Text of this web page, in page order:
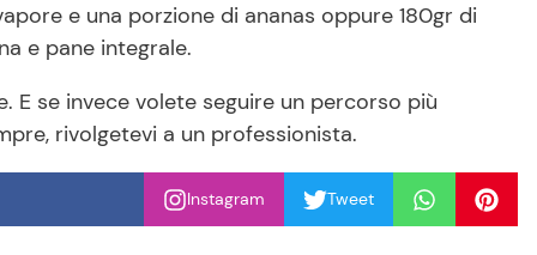
e una porzione di ananas oppure 180gr di
e pane integrale.
se invece volete seguire un percorso più
rivolgetevi a un professionista.
Instagram Tweet